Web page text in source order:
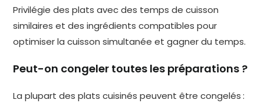
Privilégie des plats avec des temps de cuisson
similaires et des ingrédients compatibles pour
optimiser la cuisson simultanée et gagner du temps.
Peut-on congeler toutes les préparations ?
La plupart des plats cuisinés peuvent être congelés :